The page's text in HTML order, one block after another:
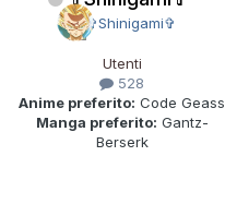
Utenti
528
Anime preferito: Code Geass
Manga preferito: Gantz-
Berserk